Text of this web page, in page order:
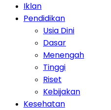
Iklan
Pendidikan
Usia Dini
Dasar
Menengah
Tinggi
Riset
Kebijakan
Kesehatan